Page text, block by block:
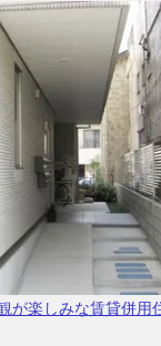
が楽しみな賃貸併用